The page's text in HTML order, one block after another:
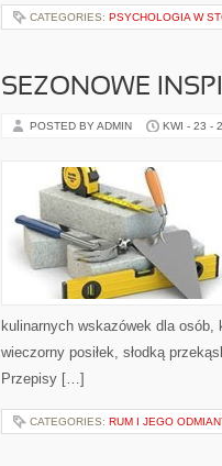
CATEGORIES: PSYCHOLOGIA W
SEZONOWE
POSTED BY ADMIN KWI - 23 -
kulinarnych wskazówek dla
wieczorny posiłek, słodką
Przepisy […]
CATEGORIES: RUM I JEGO